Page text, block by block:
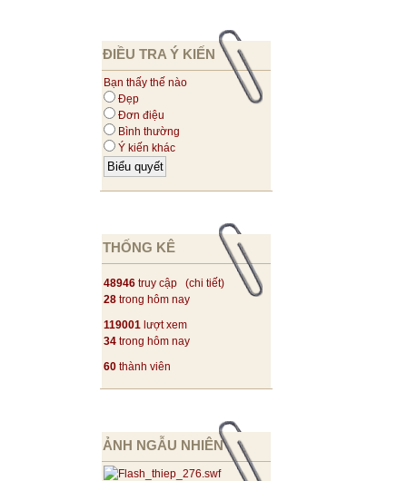
ĐIỀU TRA Ý KIẾN
Bạn thấy thế nào
Đẹp
Đơn điệu
Bình thường
Ý kiến khác
THỐNG KÊ
48946 truy cập (chi tiết)
28 trong hôm nay
119001 lượt xem
34 trong hôm nay
60 thành viên
ẢNH NGẪU NHIÊN